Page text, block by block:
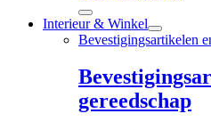
Interieur & Winkel
Bevestigingsartikelen
gereedschap